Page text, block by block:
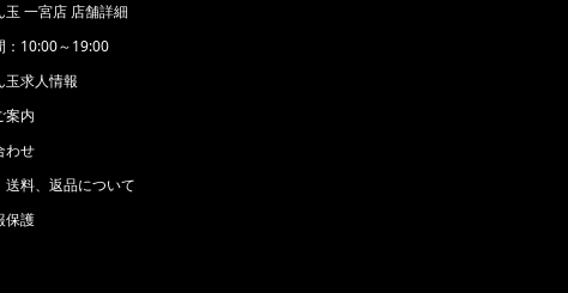
玉 一宮店 店舗詳細
：10:00～19:00
玉求人情報
案内
わせ
送料、返品について
保護